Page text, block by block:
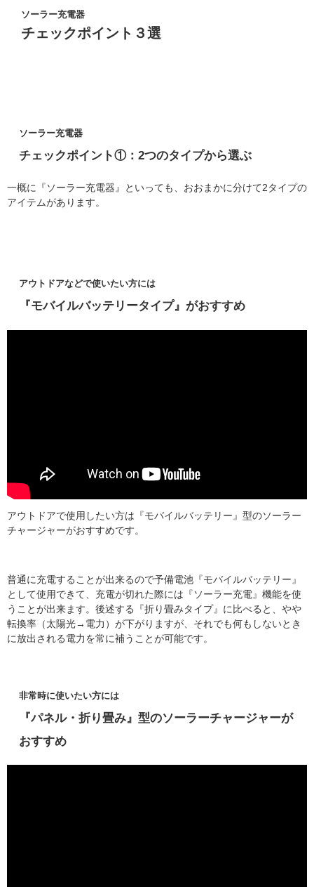
ソーラー充電器
チェックポイント３選
ソーラー充電器
チェックポイント①：2つのタイプから選ぶ
一概に『ソーラー充電器』といっても、おおまかに分けて2タイプの
アイテムがあります。
アウトドアなどで使いたい方には
『モバイルバッテリータイプ』がおすすめ
アウトドアで使用したい方は『モバイルバッテリー』型のソーラー
チャージャーがおすすめです。
普通に充電することが出来るので予備電池『モバイルバッテリー』
として使用できて、充電が切れた際には『ソーラー充電』機能を使
うことが出来ます。後述する『折り畳みタイプ』に比べると、やや
転換率（太陽光→電力）が下がりますが、それでも何もしないとき
に放出される電力を常に補うことが可能です。
非常時に使いたい方には
『パネル・折り畳み』型のソーラーチャージャーが
おすすめ